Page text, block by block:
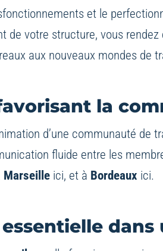
et le
votre structure, vous
aux nouveaux mondes de
la
d’une communauté de
fluide entre les
Marseille ici, et à Bordeaux ici.